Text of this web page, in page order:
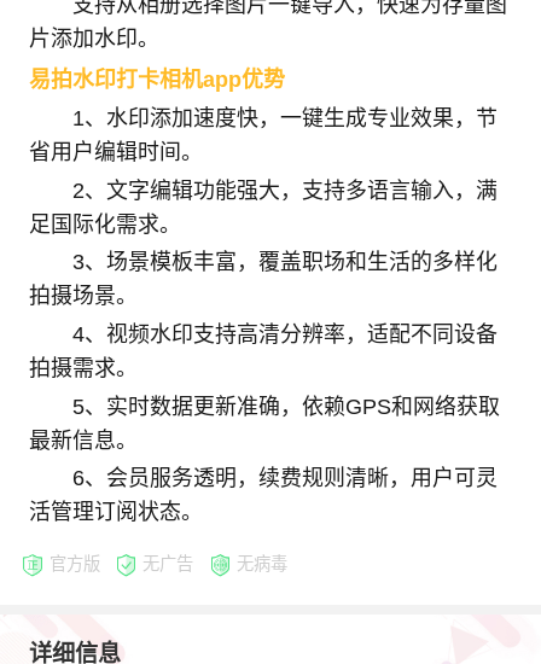
片添加水印。
易拍水印打卡相机app优势
1、水印添加速度快，一键生成专业效果，节
省用户编辑时间。
2、文字编辑功能强大，支持多语言输入，满
足国际化需求。
3、场景模板丰富，覆盖职场和生活的多样化
拍摄场景。
4、视频水印支持高清分辨率，适配不同设备
拍摄需求。
5、实时数据更新准确，依赖GPS和网络获取
最新信息。
6、会员服务透明，续费规则清晰，用户可灵
活管理订阅状态。
官方版 无广告 无病毒
详细信息